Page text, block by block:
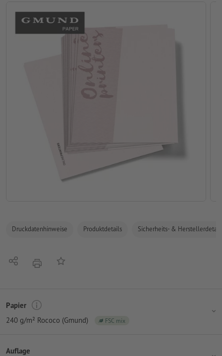
Druckdatenhinweise Produktdetails Sicherheits- &
Teilen DruckenAuf die Merkliste
Papier
240 g/m² Rococo (Gmund)
FSC mix
Auflage